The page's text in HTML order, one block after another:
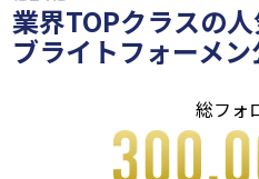
業界TOPクラスの
ブライトフォーメ
総フォ